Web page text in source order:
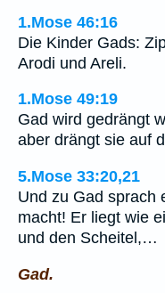
1.Mose 46:16
Die Kinder Gads:
Arodi und Areli.
1.Mose 49:19
Gad wird gedrängt
aber drängt sie auf
5.Mose 33:20,21
Und zu Gad sprach
macht! Er liegt wie
und den Scheitel,…
Gad.